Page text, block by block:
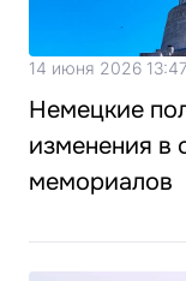
14 июня 2026 13:47
Немецкие
изменения в
мемориалов